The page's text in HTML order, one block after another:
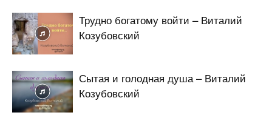
Трудно богатому войти – Виталий
Козубовский
Сытая и голодная душа – Виталий
Козубовский